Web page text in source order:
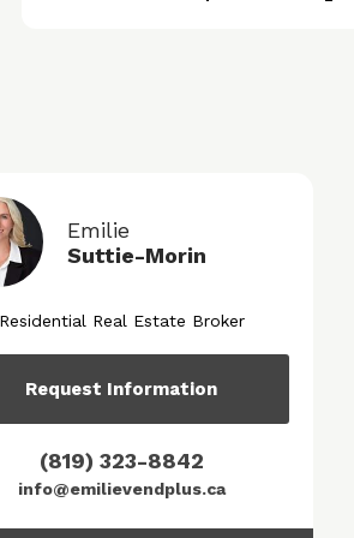
Emilie
Suttie-Morin
Real Estate Broker
Request Information
(819) 323-8842
info@emilievendplus.ca